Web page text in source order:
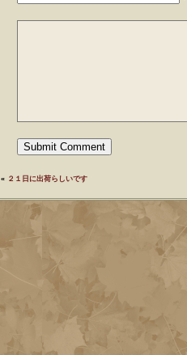
« ２１日に出荷らしいです